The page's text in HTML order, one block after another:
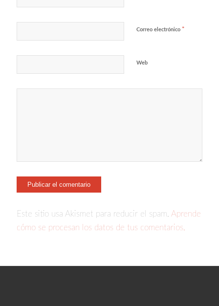
Correo electrónico *
Web
Este sitio usa Akismet para reducir el spam. Aprende
cómo se procesan los datos de tus comentarios.